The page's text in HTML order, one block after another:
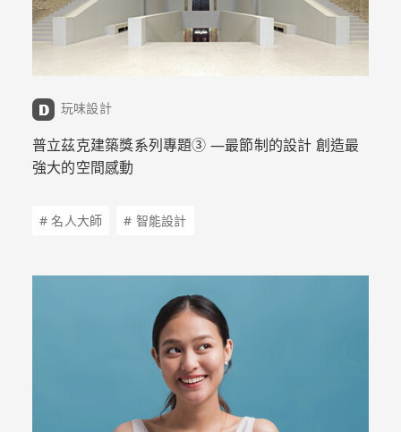
玩味設計
普立茲克建築獎系列專題➂ —最節制的設計 創造最
強大的空間感動
# 名人大師 # 智能設計